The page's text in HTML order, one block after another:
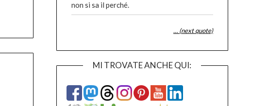
non si sa il perché.
… (next quote)
MI TROVATE ANCHE QUI: